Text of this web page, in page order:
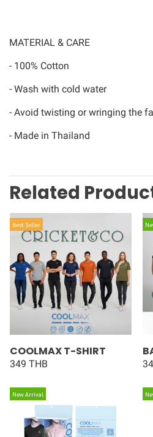
MATERIAL & CARE
- 100% Cotton
- Wash with cold water
- Avoid twisting or wringing the
- Made in Thailand
Related
Best Seller
COOLMAX T-SHIRT
349 THB
New Arrival